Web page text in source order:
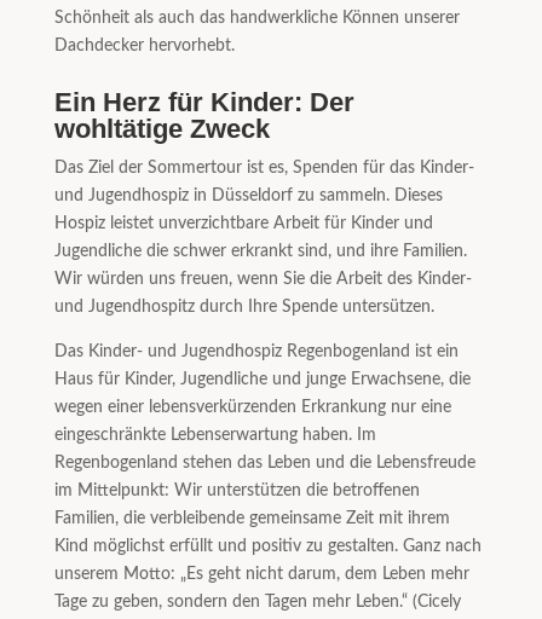
Schönheit als auch das handwerkliche Können unserer
Dachdecker hervorhebt.
Ein Herz für Kinder: Der
wohltätige Zweck
Das Ziel der Sommertour ist es, Spenden für das Kinder-
und Jugendhospiz in Düsseldorf zu sammeln. Dieses
Hospiz leistet unverzichtbare Arbeit für Kinder und
Jugendliche die schwer erkrankt sind, und ihre Familien.
Wir würden uns freuen, wenn Sie die Arbeit des Kinder-
und Jugendhospitz durch Ihre Spende untersützen.
Das Kinder- und Jugendhospiz Regenbogenland ist ein
Haus für Kinder, Jugendliche und junge Erwachsene, die
wegen einer lebensverkürzenden Erkrankung nur eine
eingeschränkte Lebenserwartung haben. Im
Regenbogenland stehen das Leben und die Lebensfreude
im Mittelpunkt: Wir unterstützen die betroffenen
Familien, die verbleibende gemeinsame Zeit mit ihrem
Kind möglichst erfüllt und positiv zu gestalten. Ganz nach
unserem Motto: „Es geht nicht darum, dem Leben mehr
Tage zu geben, sondern den Tagen mehr Leben.“ (Cicely